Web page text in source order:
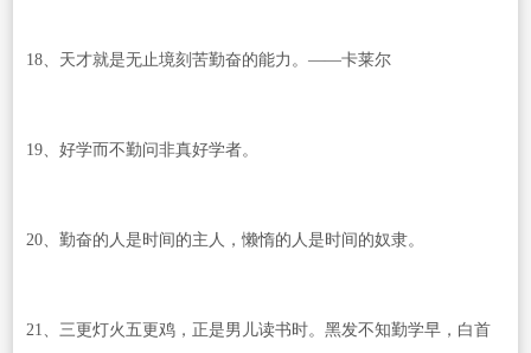
18、天才就是无止境刻苦勤奋的能力。——卡莱尔
19、好学而不勤问非真好学者。
20、勤奋的人是时间的主人，懒惰的人是时间的奴隶。
21、三更灯火五更鸡，正是男儿读书时。黑发不知勤学早，白首